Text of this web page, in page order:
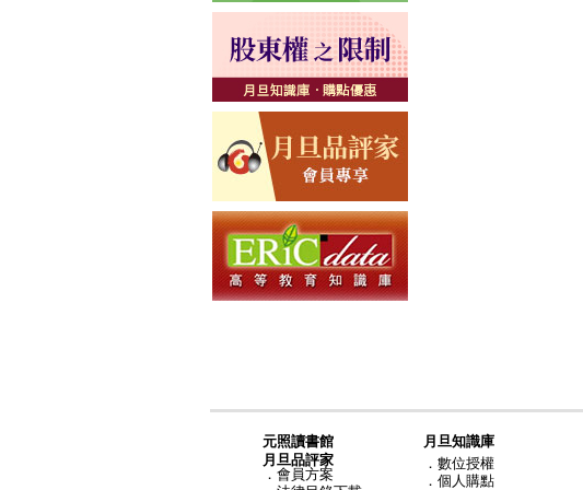
元照讀書館
月旦品評家
． 會員方案
月旦知識庫
． 數位授權
． 個人購點